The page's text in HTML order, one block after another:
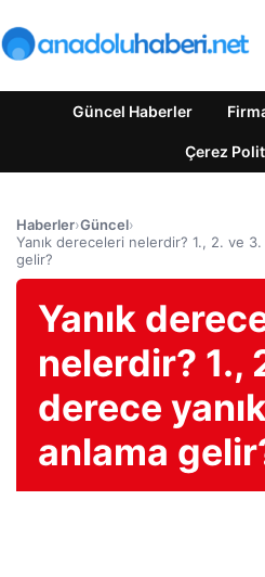
Güncel Haberler
Çerez
Haberler›Güncel›
Yanık dereceleri nelerdir? 1., 2. ve
gelir?
Yanık
nelerdir? 1.,
derece
anlama